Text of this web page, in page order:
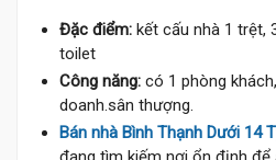
Đặc điểm: kết cấu nhà 1 trệt,
toilet
Công năng: có 1 phòng
doanh.sân thượng.
Bán nhà Bình Thạnh Dưới 14